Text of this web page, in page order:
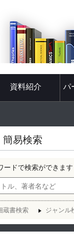
資料紹介 パ
簡易検索
ードで検索ができます
蔵書検索 ジャンル